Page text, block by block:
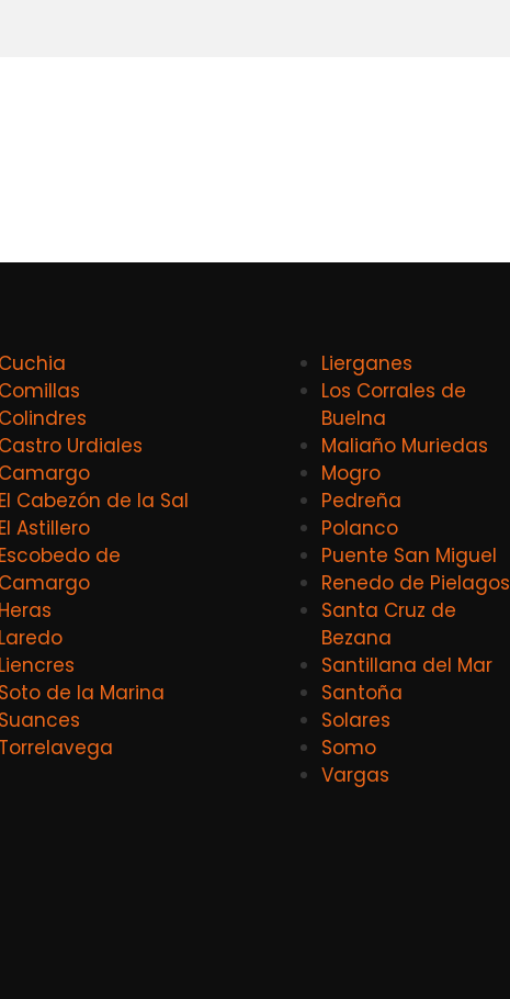
Cuchia
Comillas
Colindres
Castro Urdiales
Camargo
El Cabezón de la Sal
El Astillero
Escobedo de
Camargo
Heras
Laredo
Liencres
Soto de la Marina
Suances
Torrelavega
Lierganes
Los Corrales de
Buelna
Maliaño Muriedas
Mogro
Pedreña
Polanco
Puente San Miguel
Renedo de Pielagos
Santa Cruz de
Bezana
Santillana del Mar
Santoña
Solares
Somo
Vargas